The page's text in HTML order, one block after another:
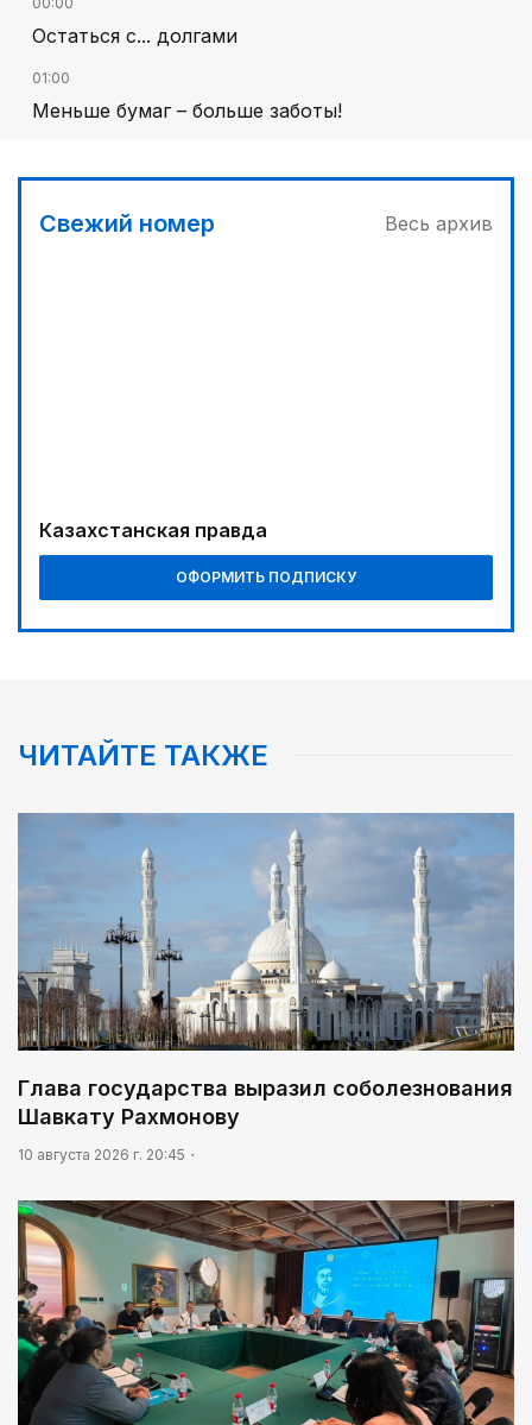
Остаться с... долгами
01:00
Меньше бумаг – больше заботы!
Свежий номер Весь архив
Казахстанская правда
ОФОРМИТЬ ПОДПИСКУ
ЧИТАЙТЕ ТАКЖЕ
Глава государства выразил соболезнования
Шавкату Рахмонову
10 августа 2026 г. 20:45